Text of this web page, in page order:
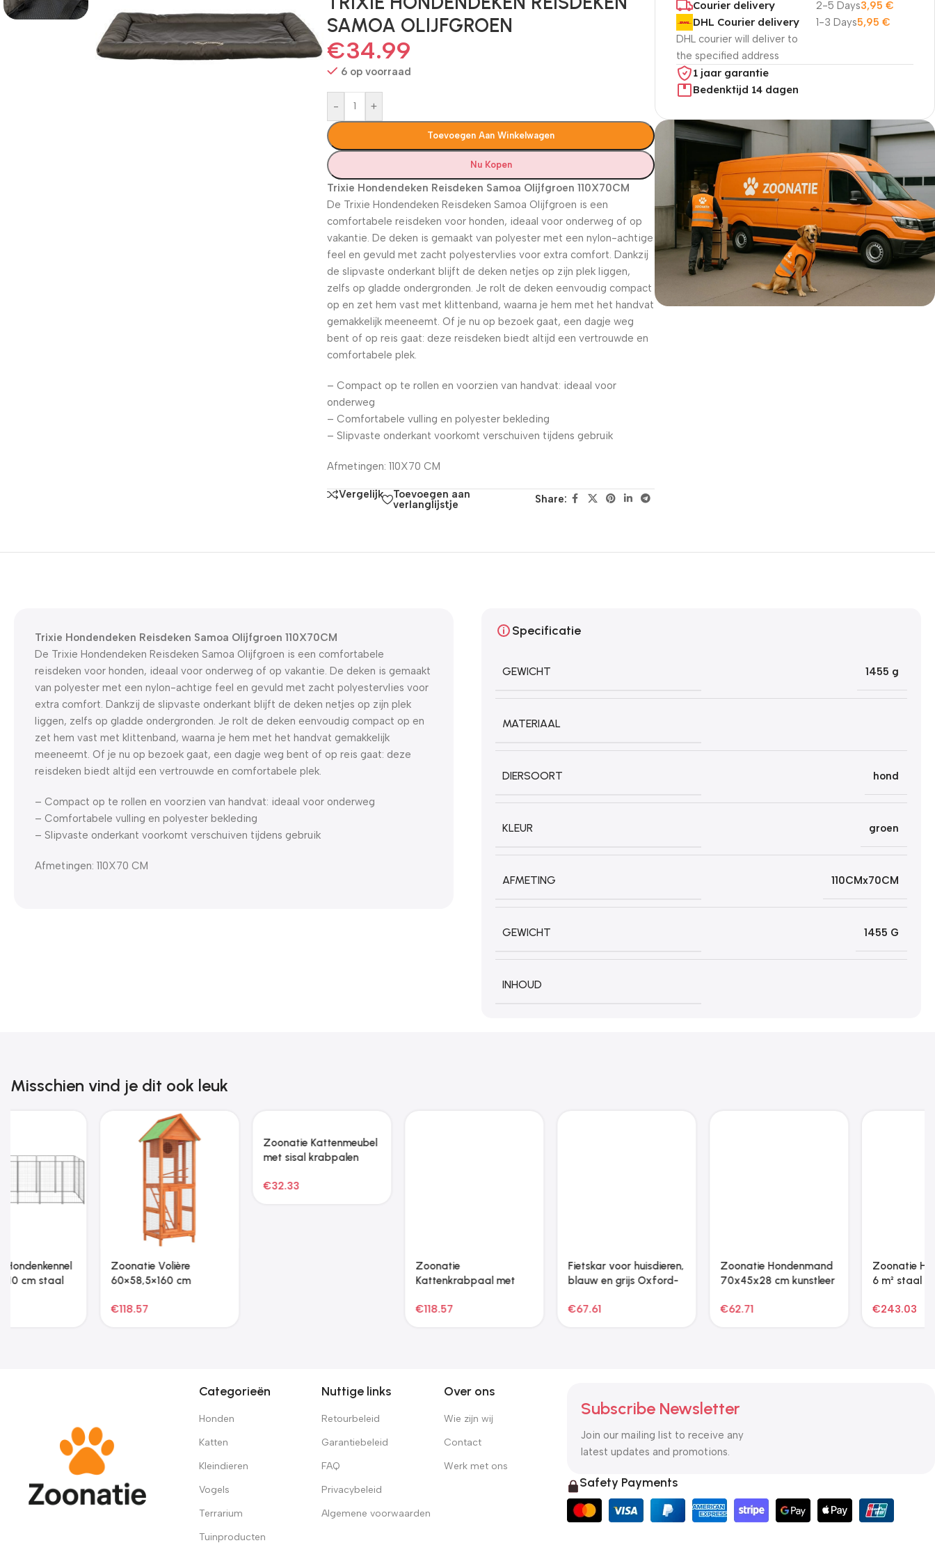
SAMOA OLIJFGROEN
€34.99
6 op voorraad
- +
Toevoegen Aan Winkelwagen
Nu Kopen
Trixie Hondendeken Reisdeken Samoa Olijfgroen 110X70CM
De Trixie Hondendeken Reisdeken Samoa Olijfgroen is een
comfortabele reisdeken voor honden, ideaal voor onderweg of op
vakantie. De deken is gemaakt van polyester met een nylon-achtige
feel en gevuld met zacht polyestervlies voor extra comfort. Dankzij
de slipvaste onderkant blijft de deken netjes op zijn plek liggen,
zelfs op gladde ondergronden. Je rolt de deken eenvoudig compact
op en zet hem vast met klittenband, waarna je hem met het handvat
gemakkelijk meeneemt. Of je nu op bezoek gaat, een dagje weg
bent of op reis gaat: deze reisdeken biedt altijd een vertrouwde en
comfortabele plek.
– Compact op te rollen en voorzien van handvat: ideaal voor
onderweg
– Comfortabele vulling en polyester bekleding
– Slipvaste onderkant voorkomt verschuiven tijdens gebruik
Afmetingen: 110X70 CM
Vergelijk
Toevoegen aan
verlanglijstje
Share:
Courier delivery
2-5 Days3,95€
DHL Courier delivery
DHL courier will deliver to
the specified address
1-3 Days5,95€
1 jaar garantie
Bedenktijd 14 dagen
Trixie Hondendeken Reisdeken Samoa Olijfgroen 110X70CM
De Trixie Hondendeken Reisdeken Samoa Olijfgroen is een comfortabele
reisdeken voor honden, ideaal voor onderweg of op vakantie. De deken is gemaakt
van polyester met een nylon-achtige feel en gevuld met zacht polyestervlies voor
extra comfort. Dankzij de slipvaste onderkant blijft de deken netjes op zijn plek
liggen, zelfs op gladde ondergronden. Je rolt de deken eenvoudig compact op en
zet hem vast met klittenband, waarna je hem met het handvat gemakkelijk
meeneemt. Of je nu op bezoek gaat, een dagje weg bent of op reis gaat: deze
reisdeken biedt altijd een vertrouwde en comfortabele plek.
– Compact op te rollen en voorzien van handvat: ideaal voor onderweg
– Comfortabele vulling en polyester bekleding
– Slipvaste onderkant voorkomt verschuiven tijdens gebruik
Afmetingen: 110X70 CM
Specificatie
GEWICHT 1455 g
MATERIAAL
DIERSOORT hond
KLEUR groen
AFMETING 110CMx70CM
GEWICHT 1455 G
INHOUD
Misschien vind je dit ook leuk
Kattenkrabpaal met
Fietskar voor huisdieren,
blauw en grijs Oxford-
stof en ijzer
€67.61
Zoonatie Hondenmand
70x45x28 cm kunstleer
Zoonatie Kattenmeubel
met sisal krabpalen 167
Zoonatie Drakenstenen
gemende kleur 10 kg 10-
Categorieën
Honden
Katten
Kleindieren
Vogels
Terrarium
Tuinproducten
Nuttige links
Retourbeleid
Garantiebeleid
FAQ
Privacybeleid
Algemene voorwaarden
Over ons
Wie zijn wij
Contact
Werk met ons
Subscribe Newsletter
Join our mailing list to receive any
latest updates and promotions.
Safety Payments